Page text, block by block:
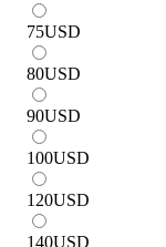
75USD
80USD
90USD
100USD
120USD
140USD